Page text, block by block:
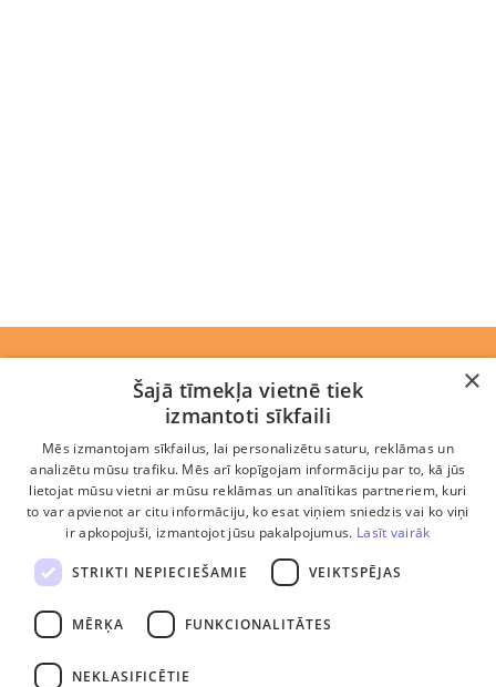
Komanda
Ētikas kodekss
Privātuma politika
×
Šajā tīmekļa vietnē tiek
izmantoti sīkfaili
Mēs izmantojam sīkfailus, lai personalizētu saturu, reklāmas un
analizētu mūsu trafiku. Mēs arī kopīgojam informāciju par to, kā jūs
lietojat mūsu vietni ar mūsu reklāmas un analītikas partneriem, kuri
to var apvienot ar citu informāciju, ko esat viņiem sniedzis vai ko viņi
ir apkopojuši, izmantojot jūsu pakalpojumus. Lasīt vairāk
STRIKTI NEPIECIEŠAMIE VEIKTSPĒJAS
MĒRĶA FUNKCIONALITĀTES
NEKLASIFICĒTIE